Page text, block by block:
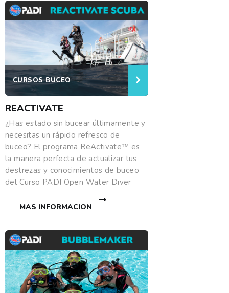
CURSOS BUCEO
REACTIVATE
¿Has estado sin bucear últimamente y
necesitas un rápido refresco de
buceo? El programa ReActivate™ es
la manera perfecta de actualizar tus
destrezas y conocimientos de buceo
del Curso PADI Open Water Diver
MAS INFORMACION